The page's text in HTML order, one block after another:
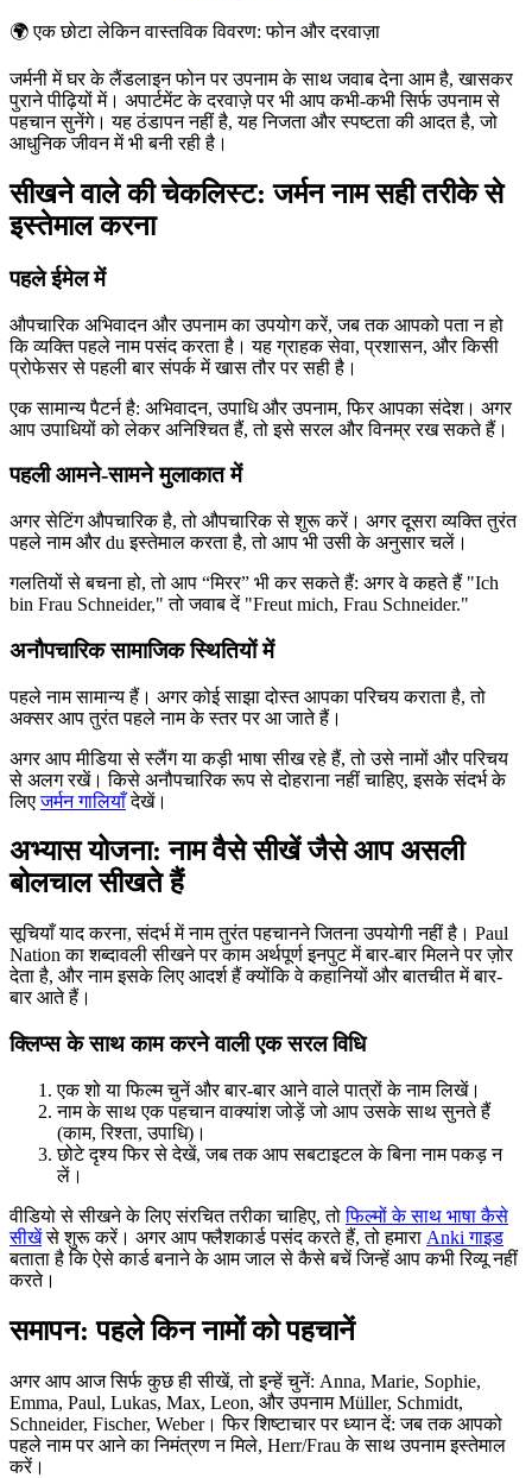
🌍एक छोटा लेकिन वास्तविक विवरण: फोन और दरवाज़ा
जर्मनी में घर के लैंडलाइन फोन पर उपनाम के साथ जवाब देना आम है, खासकर
पुराने पीढ़ियों में। अपार्टमेंट के दरवाज़े पर भी आप कभी-कभी सिर्फ उपनाम से
पहचान सुनेंगे। यह ठंडापन नहीं है, यह निजता और स्पष्टता की आदत है, जो
आधुनिक जीवन में भी बनी रही है।
सीखने वाले की चेकलिस्ट: जर्मन नाम सही तरीके से
इस्तेमाल करना
पहले ईमेल में
औपचारिक अभिवादन और उपनाम का उपयोग करें, जब तक आपको पता न हो
कि व्यक्ति पहले नाम पसंद करता है। यह ग्राहक सेवा, प्रशासन, और किसी
प्रोफेसर से पहली बार संपर्क में खास तौर पर सही है।
एक सामान्य पैटर्न है: अभिवादन, उपाधि और उपनाम, फिर आपका संदेश। अगर
आप उपाधियों को लेकर अनिश्चित हैं, तो इसे सरल और विनम्र रख सकते हैं।
पहली आमने-सामने मुलाकात में
अगर सेटिंग औपचारिक है, तो औपचारिक से शुरू करें। अगर दूसरा व्यक्ति तुरंत
पहले नाम और du इस्तेमाल करता है, तो आप भी उसी के अनुसार चलें।
गलतियों से बचना हो, तो आप “मिरर” भी कर सकते हैं: अगर वे कहते हैं "Ich
bin Frau Schneider," तो जवाब दें "Freut mich, Frau Schneider."
अनौपचारिक सामाजिक स्थितियों में
पहले नाम सामान्य हैं। अगर कोई साझा दोस्त आपका परिचय कराता है, तो
अक्सर आप तुरंत पहले नाम के स्तर पर आ जाते हैं।
अगर आप मीडिया से स्लैंग या कड़ी भाषा सीख रहे हैं, तो उसे नामों और परिचय
से अलग रखें। किसे अनौपचारिक रूप से दोहराना नहीं चाहिए, इसके संदर्भ के
लिएजर्मन गालियाँदेखें।
अभ्यास योजना: नाम वैसे सीखें जैसे आप असली
बोलचाल सीखते हैं
सूचियाँ याद करना, संदर्भ में नाम तुरंत पहचानने जितना उपयोगी नहीं है। Paul
Nation का शब्दावली सीखने पर काम अर्थपूर्ण इनपुट में बार-बार मिलने पर ज़ोर
देता है, और नाम इसके लिए आदर्श हैं क्योंकि वे कहानियों और बातचीत में बार-
बार आते हैं।
क्लिप्स के साथ काम करने वाली एक सरल विधि
एक शो या फिल्म चुनें और बार-बार आने वाले पात्रों के नाम लिखें।
नाम के साथ एक पहचान वाक्यांश जोड़ें जो आप उसके साथ सुनते हैं
(काम, रिश्ता, उपाधि)।
छोटे दृश्य फिर से देखें, जब तक आप सबटाइटल के बिना नाम पकड़ न
लें।
वीडियो से सीखने के लिए संरचित तरीका चाहिए, तोफिल्मों के साथ भाषा कैसे
सीखेंसे शुरू करें। अगर आप फ्लैशकार्ड पसंद करते हैं, तो हमारा Anki गाइड
बताता है कि ऐसे कार्ड बनाने के आम जाल से कैसे बचें जिन्हें आप कभी रिव्यू नहीं
करते।
समापन: पहले किन नामों को पहचानें
अगर आप आज सिर्फ कुछ ही सीखें, तो इन्हें चुनें: Anna, Marie, Sophie,
Emma, Paul, Lukas, Max, Leon, और उपनाम Müller, Schmidt,
Schneider, Fischer, Weber। फिर शिष्टाचार पर ध्यान दें: जब तक आपको
पहले नाम पर आने का निमंत्रण न मिले, Herr/Frau के साथ उपनाम इस्तेमाल
करें।